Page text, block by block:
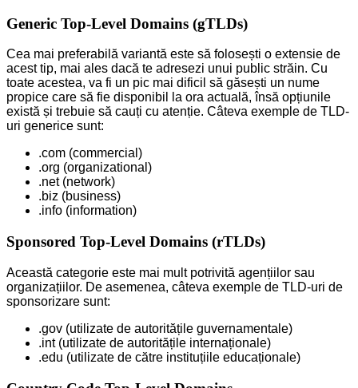
Generic Top-Level Domains (gTLDs)
Cea mai preferabilă variantă este să folosești o extensie de
acest tip, mai ales dacă te adresezi unui public străin. Cu
toate acestea, va fi un pic mai dificil să găsești un nume
propice care să fie disponibil la ora actuală, însă opțiunile
există și trebuie să cauți cu atenție. Câteva exemple de TLD-
uri generice sunt:
.com (commercial)
.org (organizational)
.net (network)
.biz (business)
.info (information)
Sponsored Top-Level Domains (rTLDs)
Această categorie este mai mult potrivită agențiilor sau
organizațiilor. De asemenea, câteva exemple de TLD-uri de
sponsorizare sunt:
.gov (utilizate de autoritățile guvernamentale)
.int (utilizate de autoritățile internaționale)
.edu (utilizate de către instituțiile educaționale)